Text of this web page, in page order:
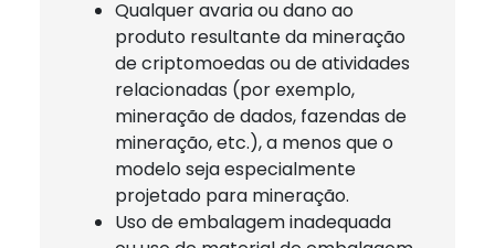
Qualquer avaria ou dano ao
produto resultante da mineração
de criptomoedas ou de atividades
relacionadas (por exemplo,
mineração de dados, fazendas de
mineração, etc.), a menos que o
modelo seja especialmente
projetado para mineração.
Uso de embalagem inadequada